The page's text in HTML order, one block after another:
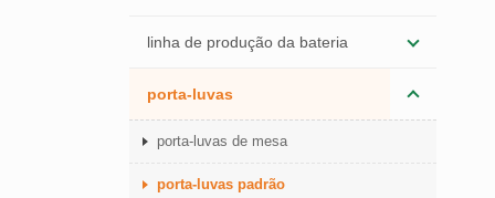
linha de produção da bateria
porta-luvas
porta-luvas de mesa
porta-luvas padrão